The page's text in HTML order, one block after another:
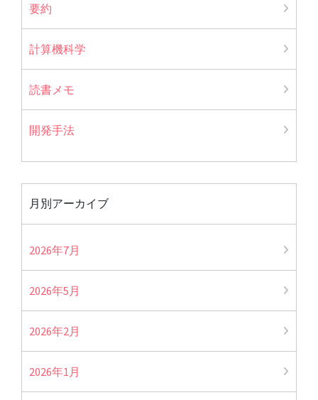
要約
計算機科学
読書メモ
開発手法
月別アーカイブ
2026年7月
2026年5月
2026年2月
2026年1月